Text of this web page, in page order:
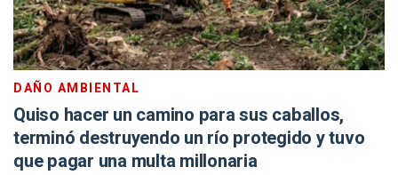
DAÑO AMBIENTAL
Quiso hacer un camino para sus caballos,
terminó destruyendo un río protegido y tuvo
que pagar una multa millonaria